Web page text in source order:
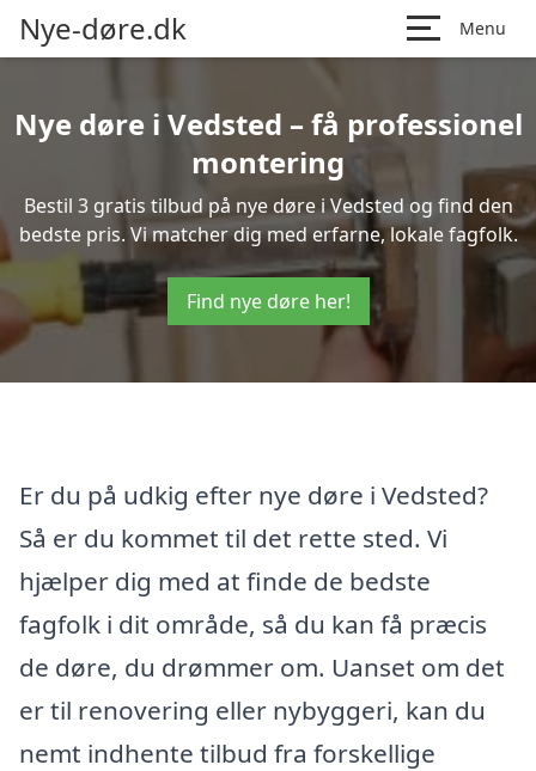
Nye-døre.dk Menu
Nye døre i Vedsted – få professionel
montering
Bestil 3 gratis tilbud på nye døre i Vedsted og find den
bedste pris. Vi matcher dig med erfarne, lokale fagfolk.
Find nye døre her!
Er du på udkig efter nye døre i Vedsted?
Så er du kommet til det rette sted. Vi
hjælper dig med at finde de bedste
fagfolk i dit område, så du kan få præcis
de døre, du drømmer om. Uanset om det
er til renovering eller nybyggeri, kan du
nemt indhente tilbud fra forskellige